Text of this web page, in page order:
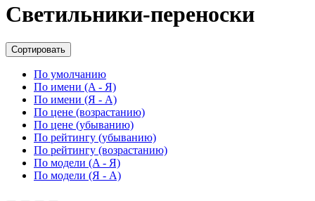
Светильники-переноски
Сортировать
По умолчанию
По имени (A - Я)
По имени (Я - A)
По цене (возрастанию)
По цене (убыванию)
По рейтингу (убыванию)
По рейтингу (возрастанию)
По модели (A - Я)
По модели (Я - A)